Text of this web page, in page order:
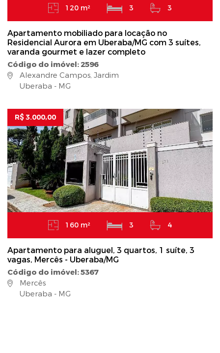
120 m² 3 3
Apartamento mobiliado para locação no
Residencial Aurora em Uberaba/MG com 3 suítes,
varanda gourmet e lazer completo
Código do imóvel: 2596
Alexandre Campos, Jardim
Uberaba - MG
R$ 3.000,00
160 m² 3 4
Apartamento para aluguel, 3 quartos, 1 suíte, 3
vagas, Mercês - Uberaba/MG
Código do imóvel: 5367
Mercês
Uberaba - MG